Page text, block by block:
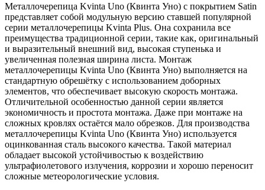
Металлочерепица Kvinta Uno (Квинта Уно) с покрытием Satin
представляет собой модульную версию ставшей популярной
серии металлочерепицы Kvinta Plus. Она сохранила все
преимущества традиционной серии, такие как, оригинальный
и выразительный внешний вид, высокая ступенька и
увеличенная полезная ширина листа. Монтаж
металлочерепицы Kvinta Uno (Квинта Уно) выполняется на
стандартную обрешётку с использованием доборных
элементов, что обеспечивает высокую скорость монтажа.
Отличительной особенностью данной серии является
экономичность и простота монтажа. Даже при монтаже на
сложных кровлях остаётся мало обрезков. Для производства
металлочерепицы Kvinta Uno (Квинта Уно) используется
оцинкованная сталь высокого качества. Такой материал
обладает высокой устойчивостью к воздействию
ультрафиолетового излучения, коррозии и хорошо переносит
сложные метеорологические условия.